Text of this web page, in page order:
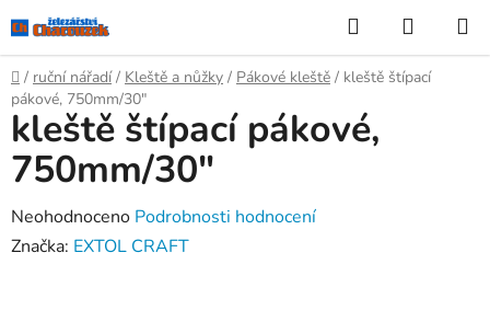
na
obsah
Hledat
KOŠÍK
Domů
/ ruční nářadí / Kleště a nůžky / Pákové kleště / kleště štípací
pákové, 750mm/30"
kleště štípací pákové,
750mm/30"
Průměrné
hodnocení
Neohodnoceno Podrobnosti hodnocení
Značka: EXTOL CRAFT